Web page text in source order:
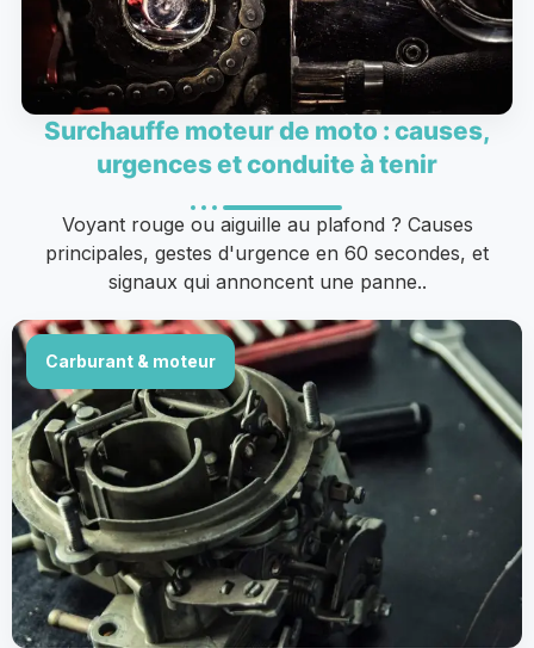
Surchauffe moteur de moto : causes,
urgences et conduite à tenir
Voyant rouge ou aiguille au plafond ? Causes
principales, gestes d'urgence en 60 secondes, et
signaux qui annoncent une panne..
Carburant & moteur